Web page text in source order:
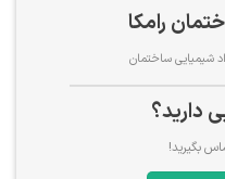
رامکا
شیمیایی ساختمان
دارید؟
بگیرید!